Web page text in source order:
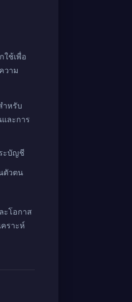
ใช้เพื่อ
วาม
ำหรับ
ละการ
ะบัญชี
ตัวตน
ะโอกาส
ราะห์